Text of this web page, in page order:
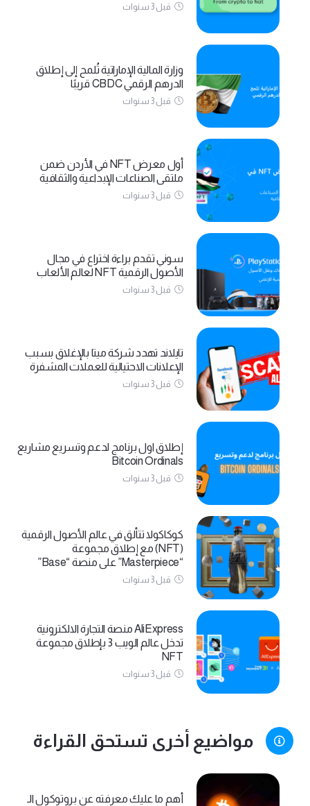
قبل 3 سنوات
وزارة المالية الإماراتية تُلمح إلى إطلاق
الدرهم الرقمي CBDC قريبًا
قبل 3 سنوات
أول معرض NFT في الأردن ضمن
ملتقى الصناعات الإبداعية والثقافية
قبل 3 سنوات
سوني تقدم براءة اختراع في مجال
الأصول الرقمية NFT لعالم الألعاب
قبل 3 سنوات
تايلاند تهدد شركة ميتا بالإغلاق بسبب
الإعلانات الاحتيالية للعملات المشفرة
قبل 3 سنوات
إطلاق اول برنامج لدعم وتسريع مشاريع
Bitcoin Ordinals
قبل 3 سنوات
كوكاكولا تتألق في عالم الأصول الرقمية
(NFT) مع إطلاق مجموعة
“Masterpiece” على منصة “Base”
قبل 3 سنوات
AliExpress منصة التجارة الالكترونية
تدخل عالم الويب 3 بإطلاق مجموعة
NFT
قبل 3 سنوات
مواضيع أخرى تستحق القراءة
أهم ما عليك معرفته عن بروتوكول الـ